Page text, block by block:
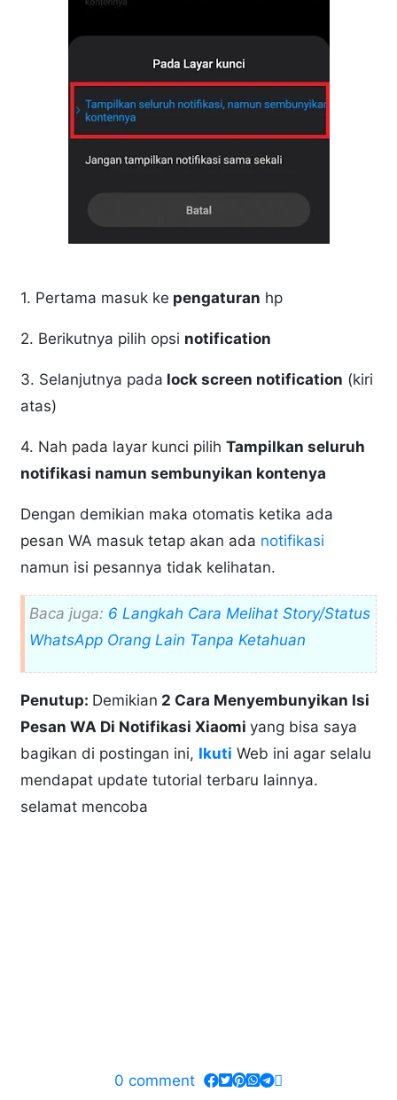
1. Pertama masuk ke pengaturan hp
2. Berikutnya pilih opsi notification
3. Selanjutnya pada lock screen notification (kiri
atas)
4. Nah pada layar kunci pilihTampilkan seluruh
notifikasi namun sembunyikan kontenya
Dengan demikian maka otomatis ketika ada
pesan WA masuk tetap akan ada notifikasi
namun isi pesannya tidak kelihatan.
Baca juga: 6 Langkah Cara Melihat Story/Status
WhatsApp Orang Lain Tanpa Ketahuan
Penutup: Demikian 2 Cara Menyembunyikan Isi
Pesan WA Di Notifikasi Xiaomiyang bisa saya
bagikan di postingan ini, Ikuti Web ini agar selalu
mendapat update tutorial terbaru lainnya.
selamat mencoba
0 comment